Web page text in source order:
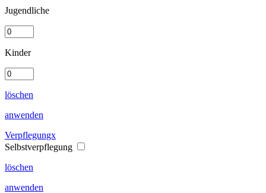
Jugendliche
Kinder
löschen
anwenden
Verpflegungx
Selbstverpflegung
löschen
anwenden